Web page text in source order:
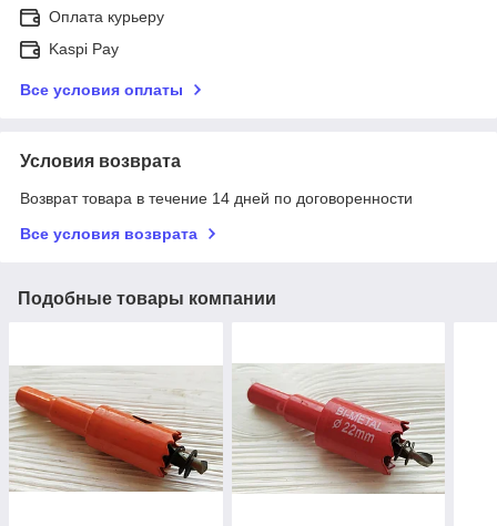
Оплата курьеру
Kaspi Pay
Все условия оплаты
Условия возврата
Возврат товара в течение 14 дней по договоренности
Все условия возврата
Подобные товары компании